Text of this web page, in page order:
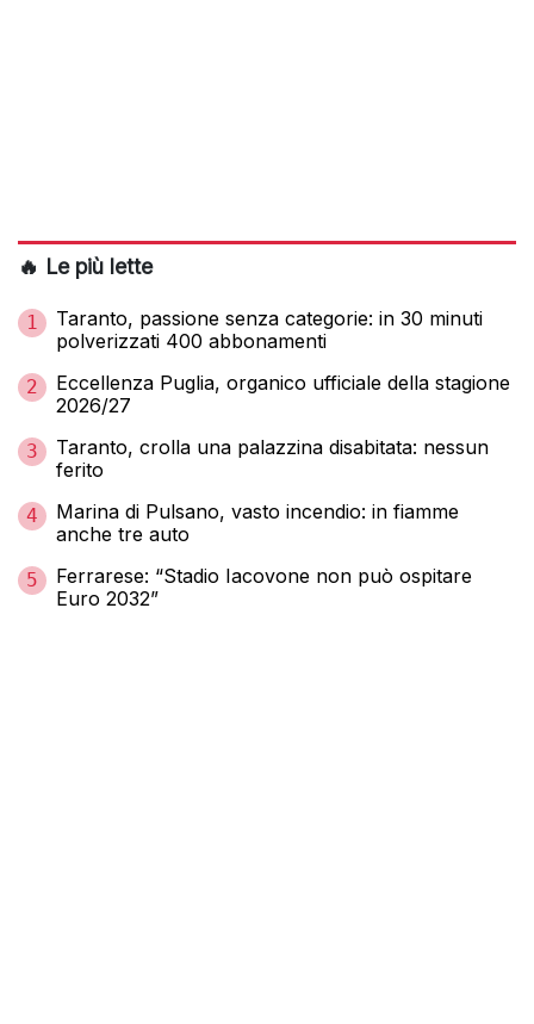
🔥 Le più lette
1
Taranto, passione senza categorie: in 30 minuti
polverizzati 400 abbonamenti
2
Eccellenza Puglia, organico ufficiale della stagione
2026/27
3
Taranto, crolla una palazzina disabitata: nessun
ferito
4
Marina di Pulsano, vasto incendio: in fiamme
anche tre auto
5
Ferrarese: “Stadio Iacovone non può ospitare
Euro 2032”